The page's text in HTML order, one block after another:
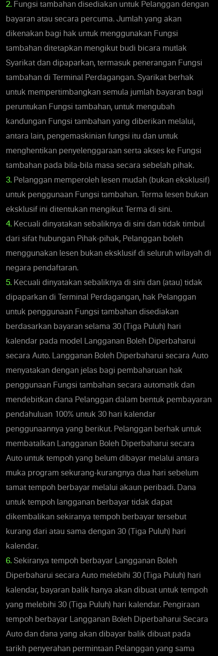
2. Fungsi tambahan disediakan untuk Pelanggan dengan
bayaran atau secara percuma. Jumlah yang akan
dikenakan bagi hak untuk menggunakan Fungsi
tambahan ditetapkan mengikut budi bicara mutlak
Syarikat dan dipaparkan, termasuk penerangan Fungsi
tambahan di Terminal Perdagangan. Syarikat berhak
untuk mempertimbangkan semula jumlah bayaran bagi
peruntukan Fungsi tambahan, untuk mengubah
kandungan Fungsi tambahan yang diberikan melalui,
antara lain, pengemaskinian fungsi itu dan untuk
menghentikan penyelenggaraan serta akses ke Fungsi
tambahan pada bila-bila masa secara sebelah pihak.
3. Pelanggan memperoleh lesen mudah (bukan eksklusif)
untuk penggunaan Fungsi tambahan. Terma lesen bukan
eksklusif ini ditentukan mengikut Terma di sini.
4. Kecuali dinyatakan sebaliknya di sini dan tidak timbul
dari sifat hubungan Pihak-pihak, Pelanggan boleh
menggunakan lesen bukan eksklusif di seluruh wilayah di
negara pendaftaran.
5. Kecuali dinyatakan sebaliknya di sini dan (atau) tidak
dipaparkan di Terminal Perdagangan, hak Pelanggan
untuk penggunaan Fungsi tambahan disediakan
berdasarkan bayaran selama 30 (Tiga Puluh) hari
kalendar pada model Langganan Boleh Diperbaharui
secara Auto. Langganan Boleh Diperbaharui secara Auto
menyatakan dengan jelas bagi pembaharuan hak
penggunaan Fungsi tambahan secara automatik dan
mendebitkan dana Pelanggan dalam bentuk pembayaran
pendahuluan 100% untuk 30 hari kalendar
penggunaannya yang berikut. Pelanggan berhak untuk
membatalkan Langganan Boleh Diperbaharui secara
Auto untuk tempoh yang belum dibayar melalui antara
muka program sekurang-kurangnya dua hari sebelum
tamat tempoh berbayar melalui akaun peribadi. Dana
untuk tempoh langganan berbayar tidak dapat
dikembalikan sekiranya tempoh berbayar tersebut
kurang dari atau sama dengan 30 (Tiga Puluh) hari
kalendar.
6. Sekiranya tempoh berbayar Langganan Boleh
Diperbaharui secara Auto melebihi 30 (Tiga Puluh) hari
kalendar, bayaran balik hanya akan dibuat untuk tempoh
yang melebihi 30 (Tiga Puluh) hari kalendar. Pengiraan
tempoh berbayar Langganan Boleh Diperbaharui Secara
Auto dan dana yang akan dibayar balik dibuat pada
tarikh penyerahan permintaan Pelanggan yang sama